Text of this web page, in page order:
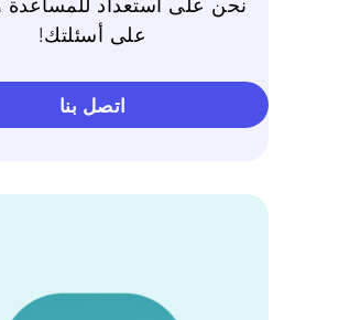
على أسئلتك!
اتصل بنا